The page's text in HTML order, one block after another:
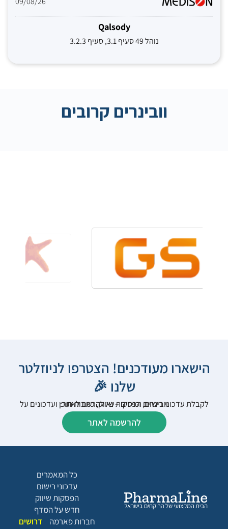
Qalsody
נוהל 49 סעיף 3.1, סעיף 3.2.3
וובינרים קרובים
הישארו מעודכנים! הצטרפו לניוזלטר
שלנו 🎉
לקבלת עדכוני רישום, הפסקות שיווק, כתבות תוכן ועדכונים על וובינרים וכנסים – נא להרשם לאתר:
להרשמה לאתר
כל המאמרים
עדכוני רישום
הפסקות שיווק
חדש על המדף
חברות פארמה
דרושים